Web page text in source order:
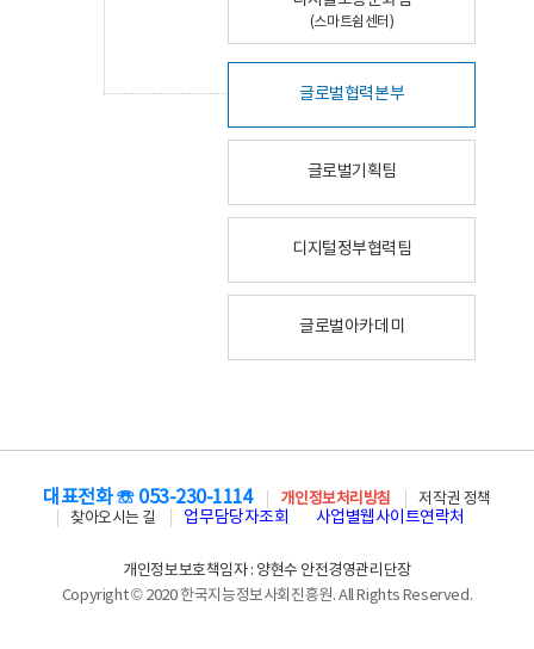
(스마트쉼센터)
글로벌협력본부
글로벌기획팀
디지털정부협력팀
글로벌아카데미
대표전화 ☏ 053-230-1114 개인정보처리방침
저작권 정책
찾아오시는 길
업무담당자조회 사업별웹사이트연락처
개인정보보호책임자 : 양현수 안전경영관리단장
Copyright © 2020 한국지능정보사회진흥원. All Rights Reserved.